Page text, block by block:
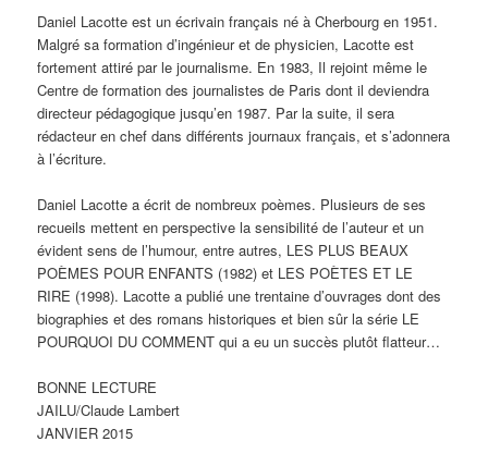
Daniel Lacotte est un écrivain français né à Cherbourg en 1951.
Malgré sa formation d’ingénieur et de physicien, Lacotte est
fortement attiré par le journalisme. En 1983, Il rejoint même le
Centre de formation des journalistes de Paris dont il deviendra
directeur pédagogique jusqu’en 1987. Par la suite, il sera
rédacteur en chef dans différents journaux français, et s’adonnera
à l’écriture.
Daniel Lacotte a écrit de nombreux poèmes. Plusieurs de ses
recueils mettent en perspective la sensibilité de l’auteur et un
évident sens de l’humour, entre autres, LES PLUS BEAUX
POÈMES POUR ENFANTS (1982) et LES POÈTES ET LE
RIRE (1998). Lacotte a publié une trentaine d’ouvrages dont des
biographies et des romans historiques et bien sûr la série LE
POURQUOI DU COMMENT qui a eu un succès plutôt flatteur…
BONNE LECTURE
JAILU/Claude Lambert
JANVIER 2015